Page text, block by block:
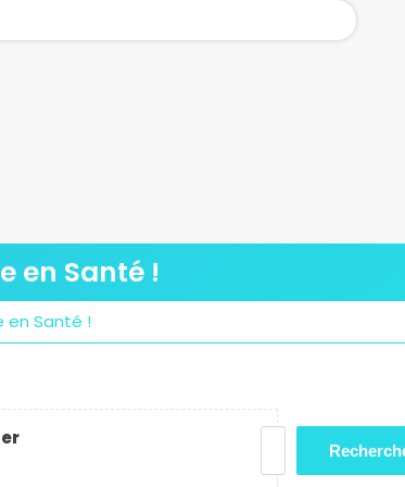
en Santé !
en Santé !